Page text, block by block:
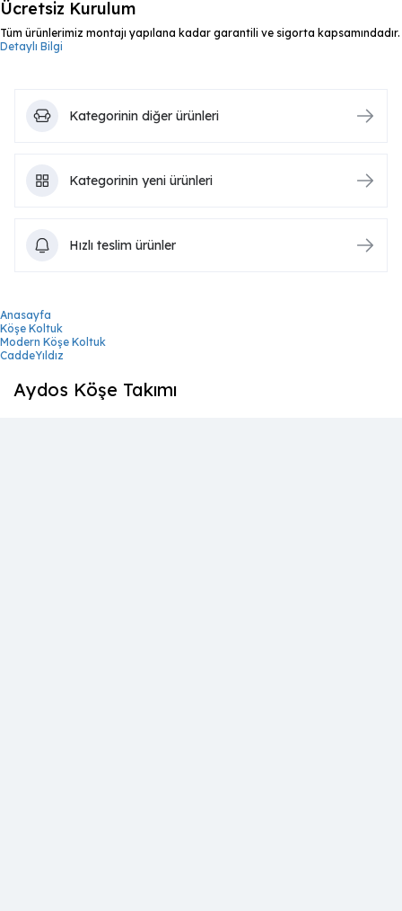
Ücretsiz Kurulum
Tüm ürünlerimiz montajı yapılana kadar garantili ve sigorta kapsamındadır.
Detaylı Bilgi
Kategorinin diğer ürünleri
Kategorinin yeni ürünleri
Hızlı teslim ürünler
Anasayfa
Köşe Koltuk
Modern Köşe Koltuk
CaddeYıldız
Aydos Köşe Takımı